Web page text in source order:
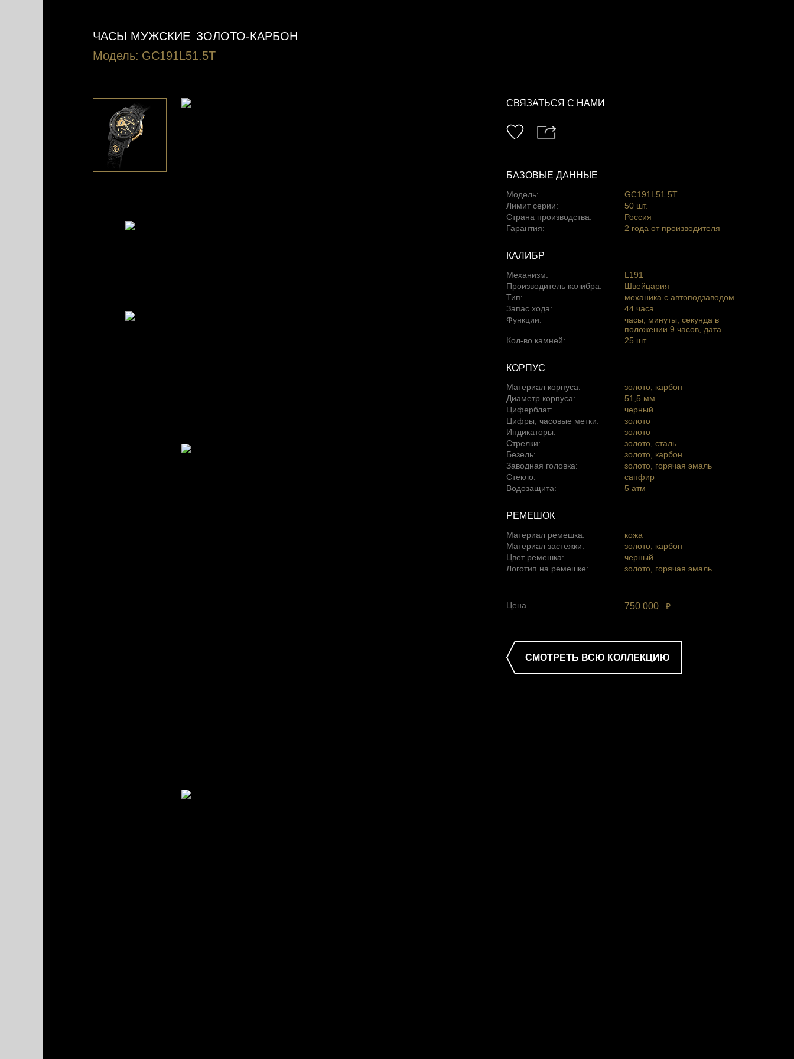
ЧАСЫ МУЖСКИЕ ЗОЛОТО-КАРБОН
Модель: GC191L51.5T
СВЯЗАТЬСЯ С НАМИ
БАЗОВЫЕ ДАННЫЕ
Модель:
GC191L51.5T
Лимит серии:
50 шт.
Страна производства:
Россия
Гарантия:
2 года от производителя
КАЛИБР
Механизм:
L191
Производитель калибра:
Швейцария
Тип:
механика с автоподзаводом
Запас хода:
44 часа
Функции:
часы, минуты, секунда в
положении 9 часов, дата
Кол-во камней:
25 шт.
КОРПУС
Материал корпуса:
золото, карбон
Диаметр корпуса:
51,5 мм
Циферблат:
черный
Цифры, часовые метки:
золото
Индикаторы:
золото
Стрелки:
золото, сталь
Безель:
золото, карбон
Заводная головка:
золото, горячая эмаль
Стекло:
сапфир
Водозащита:
5 атм
РЕМЕШОК
Материал ремешка:
кожа
Материал застежки:
золото, карбон
Цвет ремешка:
черный
Логотип на ремешке:
золото, горячая эмаль
Цена 750 000 ₽
СМОТРЕТЬ ВСЮ КОЛЛЕКЦИЮ